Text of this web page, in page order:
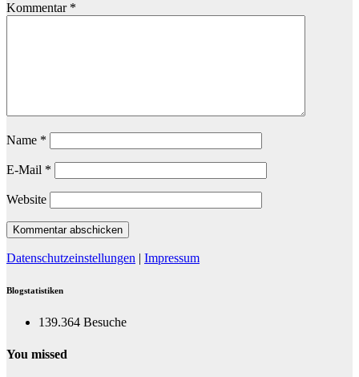
Kommentar *
Name *
E-Mail *
Website
Datenschutzeinstellungen | Impressum
Blogstatistiken
139.364 Besuche
You missed